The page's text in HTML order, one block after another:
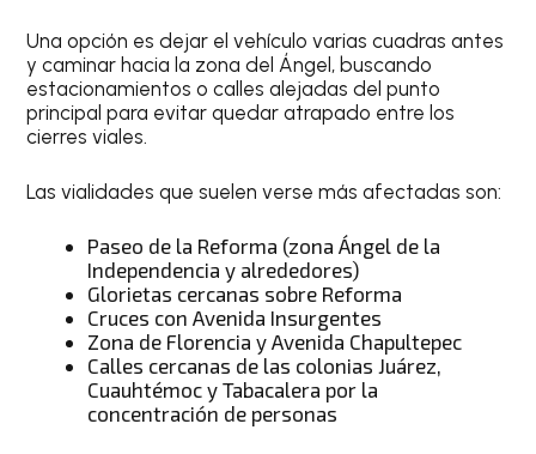
Una opción es dejar el vehículo varias cuadras antes
y caminar hacia la zona del Ángel, buscando
estacionamientos o calles alejadas del punto
principal para evitar quedar atrapado entre los
cierres viales.
Las vialidades que suelen verse más afectadas son:
Paseo de la Reforma (zona Ángel de la
Independencia y alrededores)
Glorietas cercanas sobre Reforma
Cruces con Avenida Insurgentes
Zona de Florencia y Avenida Chapultepec
Calles cercanas de las colonias Juárez,
Cuauhtémoc y Tabacalera por la
concentración de personas